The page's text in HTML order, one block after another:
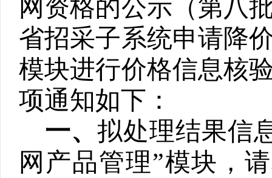
网资格的公示（第八
省招采子系统申请降
模块进行价格信息核
项通知如下：
一、 拟处理结果信
网产品管理”模块，